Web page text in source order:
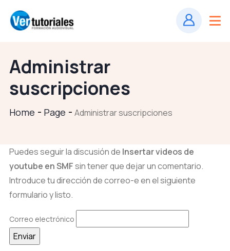
Administrar
suscripciones
Home Page Administrar suscripciones
Puedes seguir la discusión de Insertar videos de
youtube en SMFsin tener que dejar un comentario.
Introduce tu dirección de correo-e en el siguiente
formulario y listo.
Correo electrónico